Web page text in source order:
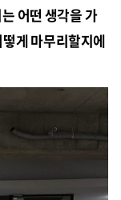
어떤 생각을 가
게 마무리할지에